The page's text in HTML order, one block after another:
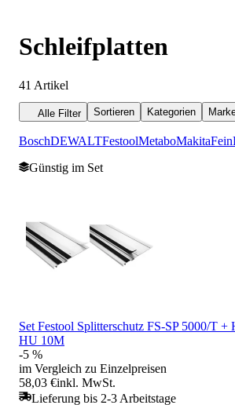
Schleifplatten
41 Artikel
Alle Filter Sortieren Kategorien
BoschDEWALTFestoolMetaboMakitaFein
Günstig im Set
Set Festool Splitterschutz FS-SP 5000/T +
HU 10M
-5 %
im Vergleich zu Einzelpreisen
58,03 €inkl. MwSt.
Lieferung bis 2-3 Arbeitstage